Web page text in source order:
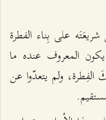
على بِناء الفطرة
يكون المعروف عنده ما
الفِطرة، ولم يتعدّوا عن